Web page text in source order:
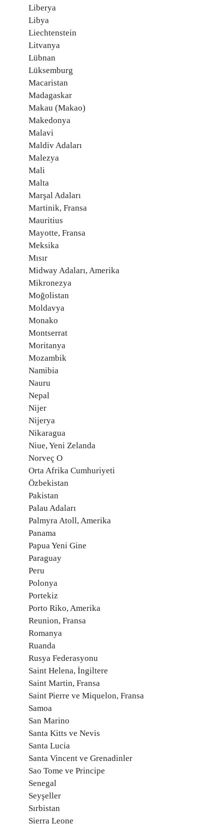
Liberya
Libya
Liechtenstein
Litvanya
Lübnan
Lüksemburg
Macaristan
Madagaskar
Makau (Makao)
Makedonya
Malavi
Maldiv Adaları
Malezya
Mali
Malta
Marşal Adaları
Martinik, Fransa
Mauritius
Mayotte, Fransa
Meksika
Mısır
Midway Adaları, Amerika
Mikronezya
Moğolistan
Moldavya
Monako
Montserrat
Moritanya
Mozambik
Namibia
Nauru
Nepal
Nijer
Nijerya
Nikaragua
Niue, Yeni Zelanda
Norveç O
Orta Afrika Cumhuriyeti
Özbekistan
Pakistan
Palau Adaları
Palmyra Atoll, Amerika
Panama
Papua Yeni Gine
Paraguay
Peru
Polonya
Portekiz
Porto Riko, Amerika
Reunion, Fransa
Romanya
Ruanda
Rusya Federasyonu
Saint Helena, İngiltere
Saint Martin, Fransa
Saint Pierre ve Miquelon, Fransa
Samoa
San Marino
Santa Kitts ve Nevis
Santa Lucia
Santa Vincent ve Grenadinler
Sao Tome ve Principe
Senegal
Seyşeller
Sırbistan
Sierra Leone